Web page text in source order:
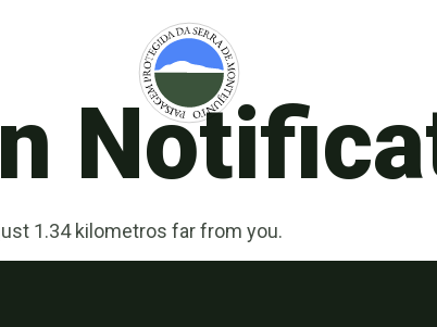
1.34 kilometros far from you.